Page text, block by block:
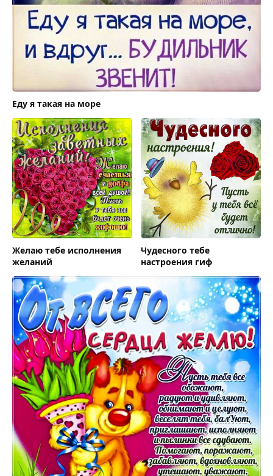
Еду я такая на море
Желаю тебе исполнения
желаний
Чудесного тебе
настроения гиф